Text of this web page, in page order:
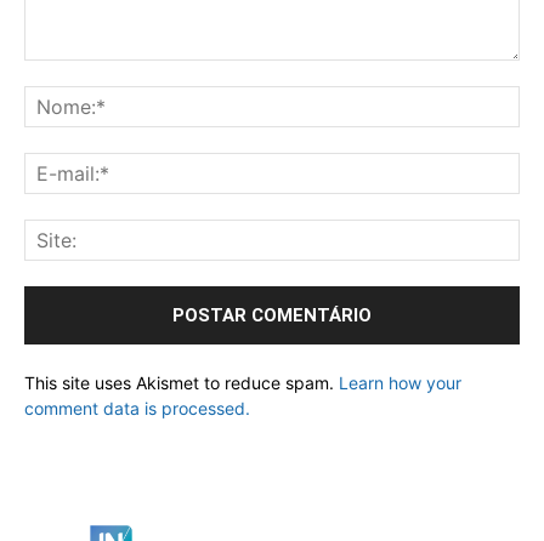
This site uses Akismet to reduce spam. Learn how your
comment data is processed.